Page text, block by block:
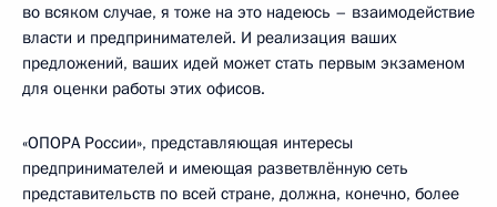
во всяком случае, я тоже на это надеюсь – взаимодействие
власти и предпринимателей. И реализация ваших
предложений, ваших идей может стать первым экзаменом
для оценки работы этих офисов.
«ОПОРА России», представляющая интересы
предпринимателей и имеющая разветвлённую сеть
представительств по всей стране, должна, конечно, более